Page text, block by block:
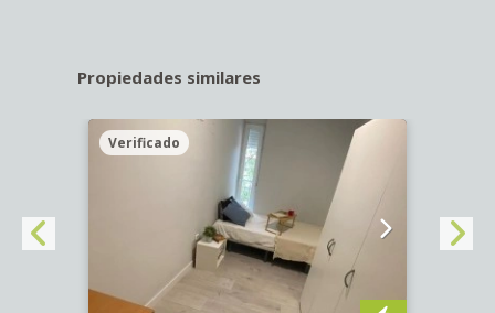
Propiedades similares
Verificado